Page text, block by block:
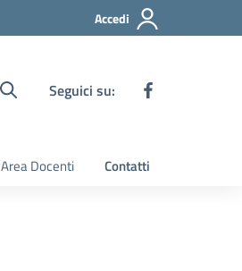
Accedi
Seguici su:
Area Docenti Contatti